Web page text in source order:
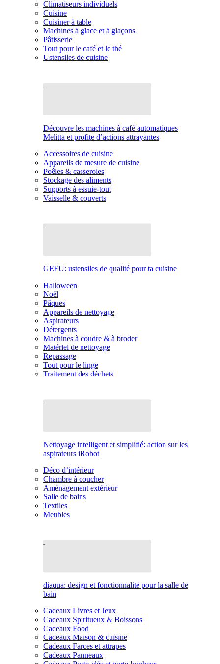
Climatiseurs individuels
Cuisine
Cuisiner à table
Machines à glace et à glaçons
Pâtisserie
Tout pour le café et le thé
Ustensiles de cuisine
Découvre les machines à café automatiques
Melitta et profite d’actions attrayantes
Accessoires de cuisine
Appareils de mesure de cuisine
Poêles & casseroles
Stockage des aliments
Supports à essuie-tout
Vaisselle & couverts
GEFU: ustensiles de qualité pour ta cuisine
Halloween
Noël
Pâques
Appareils de nettoyage
Aspirateurs
Détergents
Machines à coudre & à broder
Matériel de nettoyage
Repassage
Tout pour le linge
Traitement des déchets
Nettoyage intelligent et simplifié: action sur les
aspirateurs iRobot
Déco d’intérieur
Chambre à coucher
Aménagement extérieur
Salle de bains
Textiles
Meubles
diaqua: design et fonctionnalité pour la salle de
bain
Cadeaux Livres et Jeux
Cadeaux Spiritueux & Boissons
Cadeaux Food
Cadeaux Maison & cuisine
Cadeaux Farces et attrapes
Cadeaux Panneaux